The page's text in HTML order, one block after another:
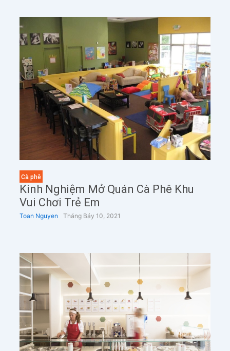
Cà phê
Kinh Nghiệm Mở Quán Cà Phê Khu
Vui Chơi Trẻ Em
Toan Nguyen Tháng Bảy 10, 2021